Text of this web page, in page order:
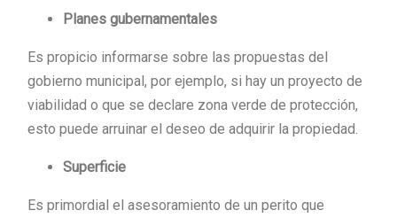
Planes gubernamentales
Es propicio informarse sobre las propuestas del
gobierno municipal, por ejemplo, si hay un proyecto de
viabilidad o que se declare zona verde de protección,
esto puede arruinar el deseo de adquirir la propiedad.
Superficie
Es primordial el asesoramiento de un perito que